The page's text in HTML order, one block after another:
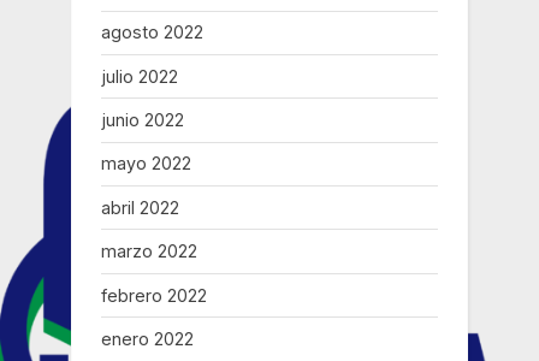
agosto 2022
julio 2022
junio 2022
mayo 2022
abril 2022
marzo 2022
febrero 2022
enero 2022